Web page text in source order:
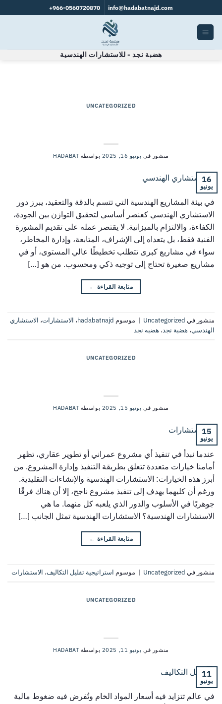
info@hadabatnajd.com
966-0560720870+
هضبة نجد - للاستشارات الهندسية
UNCATEGORIZED
منشور في يونيو 16, 2025 بواسطة HADABAT
16
يونيو
في بيئة المشاريع الهندسية التي تتسم بالدقة والتعقيد، يبرز دور
الاستشاري الهندسي كعنصر أساسي لتحقيق التوازن بين الجودة،
الكفاءة، والالتزام بالميزانية. لا يقتصر عمله على تقديم المشورة
الفنية فقط، بل يتعداه إلى الإشراف، المتابعة، وإدارة المخاطر،
سواء في مشاريع كبرى تتطلب تخطيطًا عالي المستوى، أو في
مشاريع صغيرة تحتاج إلى توجيه ذكي ومحسوب. من هو […]
متابعة القراءة ←
منشور في Uncategorized
| موسوم hadabatnajd، الاستشارات، الاستشاري
الهندسي، هضبة نجد، هضبه نجد
UNCATEGORIZED
منشور في يونيو 15, 2025 بواسطة HADABAT
15
يونيو
عندما نبدأ في تنفيذ أي مشروع عمراني أو تطوير عقاري، تظهر
أمامنا خيارات متعددة تتعلق بطريقة التنفيذ وإدارة المشروع. من
أبرز هذه الخيارات: الاستشارات الهندسية والإنشاءات التقليدية.
ورغم أن كليهما يهدف إلى تنفيذ مشروع ناجح، إلا أن هناك فرقًا
جوهريًا في الأسلوب والدور الذي يلعبه كل منهما. ما هي
الاستشارات الهندسية؟ الاستشارات الهندسية تمثل الجانب […]
متابعة القراءة ←
منشور في Uncategorized
| موسوم استراتيجية تقليل التكاليف، الاستشارات
UNCATEGORIZED
منشور في يونيو 11, 2025 بواسطة HADABAT
11
يونيو
في عالم تتزايد فيه أسعار المواد الخام وتُفرض فيه ضغوط مالية